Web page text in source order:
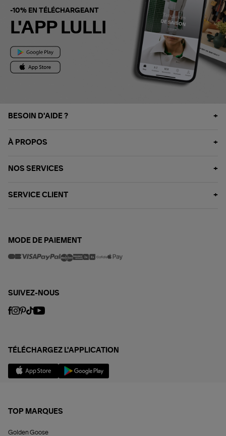
-10% EN TÉLÉCHARGEANT
L'APP LULLI
BESOIN D'AIDE ?
À PROPOS
NOS SERVICES
SERVICE CLIENT
MODE DE PAIEMENT
SUIVEZ-NOUS
TÉLÉCHARGEZ L'APPLICATION
TOP MARQUES
Golden Goose